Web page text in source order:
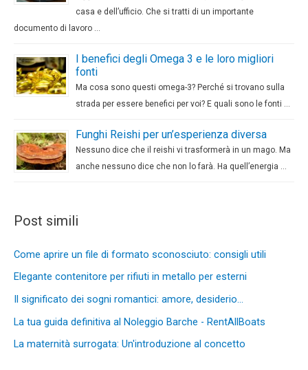
casa e dell’ufficio. Che si tratti di un importante
documento di lavoro …
I benefici degli Omega 3 e le loro migliori
fonti
Ma cosa sono questi omega-3? Perché si trovano sulla
strada per essere benefici per voi? E quali sono le fonti …
Funghi Reishi per un’esperienza diversa
Nessuno dice che il reishi vi trasformerà in un mago. Ma
anche nessuno dice che non lo farà. Ha quell’energia …
Post simili
Come aprire un file di formato sconosciuto: consigli utili
Elegante contenitore per rifiuti in metallo per esterni
Il significato dei sogni romantici: amore, desiderio…
La tua guida definitiva al Noleggio Barche - RentAllBoats
La maternità surrogata: Un'introduzione al concetto